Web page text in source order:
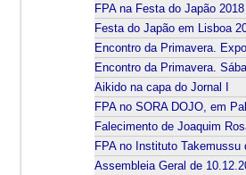
FPA na Festa do Japão 2018
Festa do Japão em Lisboa
Encontro da Primavera.
Encontro da Primavera.
Aikido na capa do Jornal I
FPA no SORA DOJO, em
Falecimento de Joaquim
FPA no Instituto Takemussu
Assembleia Geral de